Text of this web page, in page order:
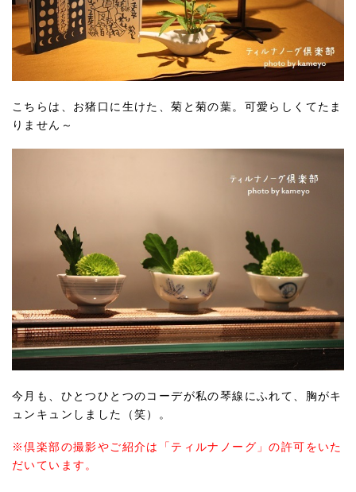
こちらは、お猪口に生けた、菊と菊の葉。可愛らしくてたま
りません～
今月も、ひとつひとつのコーデが私の琴線にふれて、胸がキ
ュンキュンしました（笑）。
※倶楽部の撮影やご紹介は「ティルナノーグ」の許可をいた
だいています。